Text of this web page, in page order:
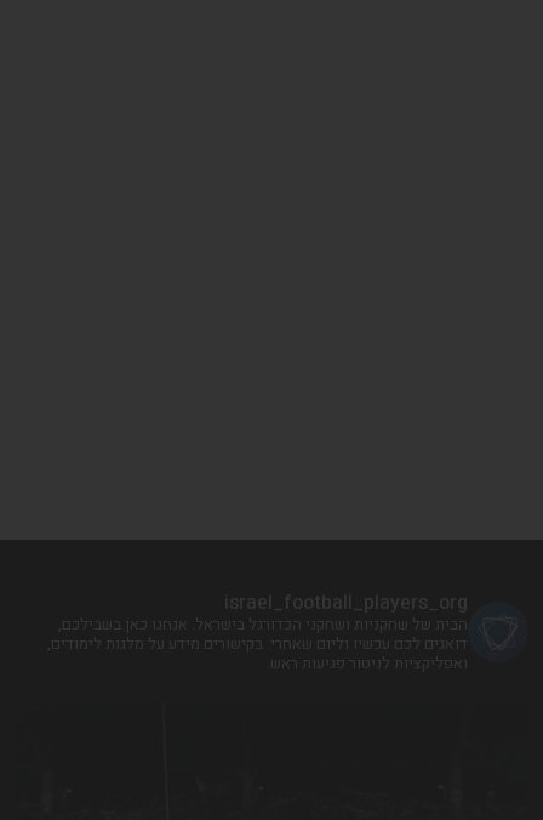
israel_football_players_org
הבית של שחקניות ושחקני הכדורגל בישראל. אנחנו כאן בשבילכם,
דואגים לכם עכשיו וליום שאחרי. בקישורים מידע על מלגות לימודים,
ואפליקציות לניטור פגיעות ראש.